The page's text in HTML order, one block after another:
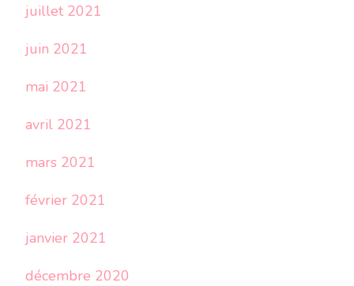
juillet 2021
juin 2021
mai 2021
avril 2021
mars 2021
février 2021
janvier 2021
décembre 2020